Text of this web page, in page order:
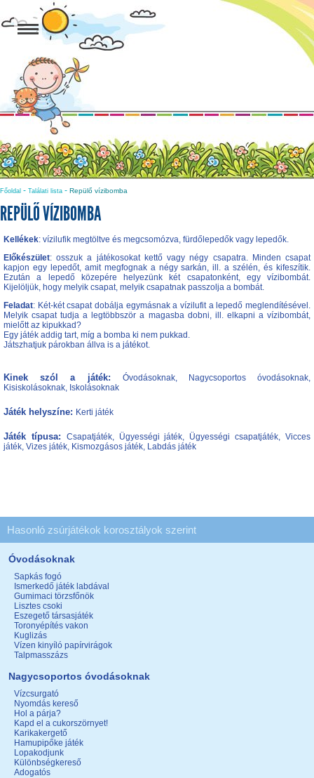
Főoldal - Találati lista - Repülő vízibomba
REPÜLŐ VÍZIBOMBA
Kellékek: vízilufik megtöltve és megcsomózva, fürdőlepedők vagy lepedők.
Előkészület: osszuk a játékosokat kettő vagy négy csapatra. Minden csapat
kapjon egy lepedőt, amit megfognak a négy sarkán, ill. a szélén, és kifeszítik.
Ezután a lepedő közepére helyezünk két csapatonként, egy vízibombát.
Kijelöljük, hogy melyik csapat, melyik csapatnak passzolja a bombát.
Feladat: Két-két csapat dobálja egymásnak a vízilufit a lepedő meglendítésével.
Melyik csapat tudja a legtöbbször a magasba dobni, ill. elkapni a vízibombát,
mielőtt az kipukkad?
Egy játék addig tart, míg a bomba ki nem pukkad.
Játszhatjuk párokban állva is a játékot.
Kinek szól a játék: Óvodásoknak, Nagycsoportos óvodásoknak,
Kisiskolásoknak, Iskolásoknak
Játék helyszíne: Kerti játék
Játék típusa: Csapatjáték, Ügyességi játék, Ügyességi csapatjáték, Vicces
játék, Vizes játék, Kismozgásos játék, Labdás játék
Hasonló zsúrjátékok korosztályok szerint
Óvodásoknak
Sapkás fogó
Ismerkedő játék labdával
Gumimaci törzsfőnök
Lisztes csoki
Eszegető társasjáték
Toronyépítés vakon
Kuglizás
Vízen kinyíló papírvirágok
Talpmasszázs
Nagycsoportos óvodásoknak
Vízcsurgató
Nyomdás kereső
Hol a párja?
Kapd el a cukorszörnyet!
Karikakergető
Hamupipőke játék
Lopakodjunk
Különbségkereső
Adogatós